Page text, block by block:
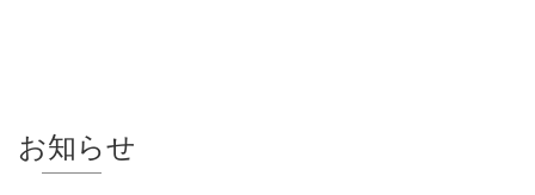
お知らせ